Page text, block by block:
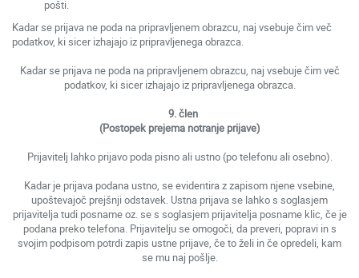
pošti.
Kadar se prijava ne poda na pripravljenem obrazcu, naj vsebuje čim več
podatkov, ki sicer izhajajo iz pripravljenega obrazca.
Kadar se prijava ne poda na pripravljenem obrazcu, naj vsebuje čim več
podatkov, ki sicer izhajajo iz pripravljenega obrazca.
9. člen
(Postopek prejema notranje prijave)
Prijavitelj lahko prijavo poda pisno ali ustno (po telefonu ali osebno).
Kadar je prijava podana ustno, se evidentira z zapisom njene vsebine,
upoštevajoč prejšnji odstavek. Ustna prijava se lahko s soglasjem
prijavitelja tudi posname oz. se s soglasjem prijavitelja posname klic, če je
podana preko telefona. Prijavitelju se omogoči, da preveri, popravi in s
svojim podpisom potrdi zapis ustne prijave, če to želi in če opredeli, kam
se mu naj pošlje.